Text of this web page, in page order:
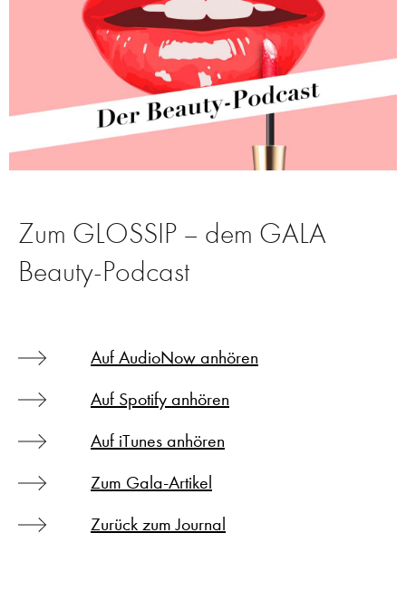
Zum GLOSSIP – dem GALA
Beauty-Podcast
Auf AudioNow anhören
Auf Spotify anhören
Auf iTunes anhören
Zum Gala-Artikel
Zurück zum Journal